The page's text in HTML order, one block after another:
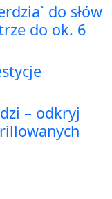
do słów
do ok. 6
– odkryj